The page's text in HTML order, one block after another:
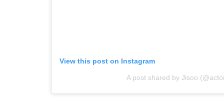
View this post on Instagram
A post shared by Jisoo